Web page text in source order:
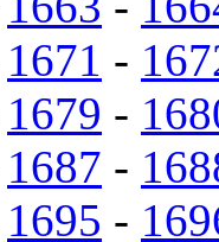
1671 -
1679 -
1687 -
1695 -